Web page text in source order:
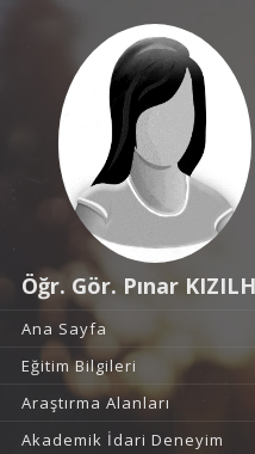
Öğr. Gör. Pınar
Ana Sayfa
Eğitim Bilgileri
Araştırma Alanları
Akademik İdari Deneyim